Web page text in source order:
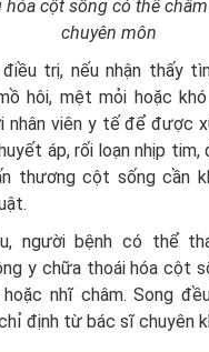
hóa cột sống có thể
chuyên môn
trị, nếu nhận thấy
hôi, mệt mỏi hoặc
nhân viên y tế để được
áp, rối loạn nhịp tim,
thương cột sống cần
người bệnh có thể
y chữa thoái hóa cột
nhĩ châm. Song
định từ bác sĩ chuyên